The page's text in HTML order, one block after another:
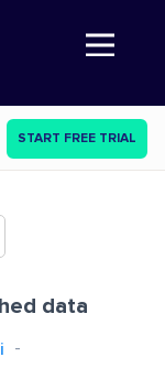
Abre a navegação
START FREE TRIAL
data